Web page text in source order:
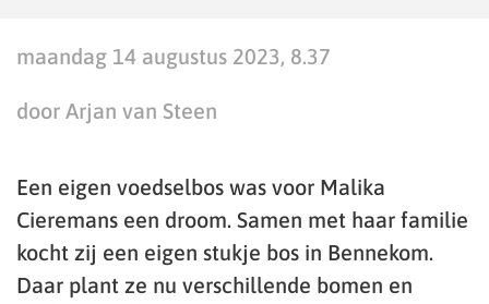
maandag 14 augustus 2023, 8.37
door Arjan van Steen
Een eigen voedselbos was voor Malika
Cieremans een droom. Samen met haar familie
kocht zij een eigen stukje bos in Bennekom.
Daar plant ze nu verschillende bomen en